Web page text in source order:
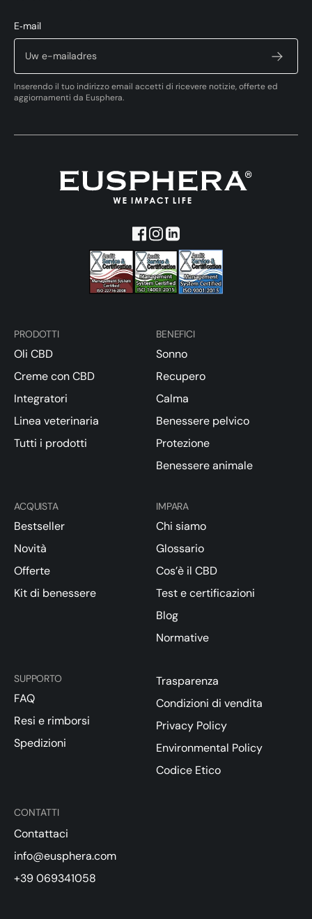
E‑mail
Inserendo il tuo indirizzo email accetti di ricevere notizie, offerte ed
aggiornamenti da Eusphera.
PRODOTTI
Oli CBD
Creme con CBD
Integratori
Linea veterinaria
Tutti i prodotti
BENEFICI
Sonno
Recupero
Calma
Benessere pelvico
Protezione
Benessere animale
ACQUISTA
Bestseller
Novità
Offerte
Kit di benessere
IMPARA
Chi siamo
Glossario
Cos’è il CBD
Test e certificazioni
Blog
Normative
CONTATTI
Contattaci
info@eusphera.com
+39 069341058
SUPPORTO
FAQ
Resi e rimborsi
Spedizioni
Trasparenza
Condizioni di vendita
Privacy Policy
Environmental Policy
Codice Etico